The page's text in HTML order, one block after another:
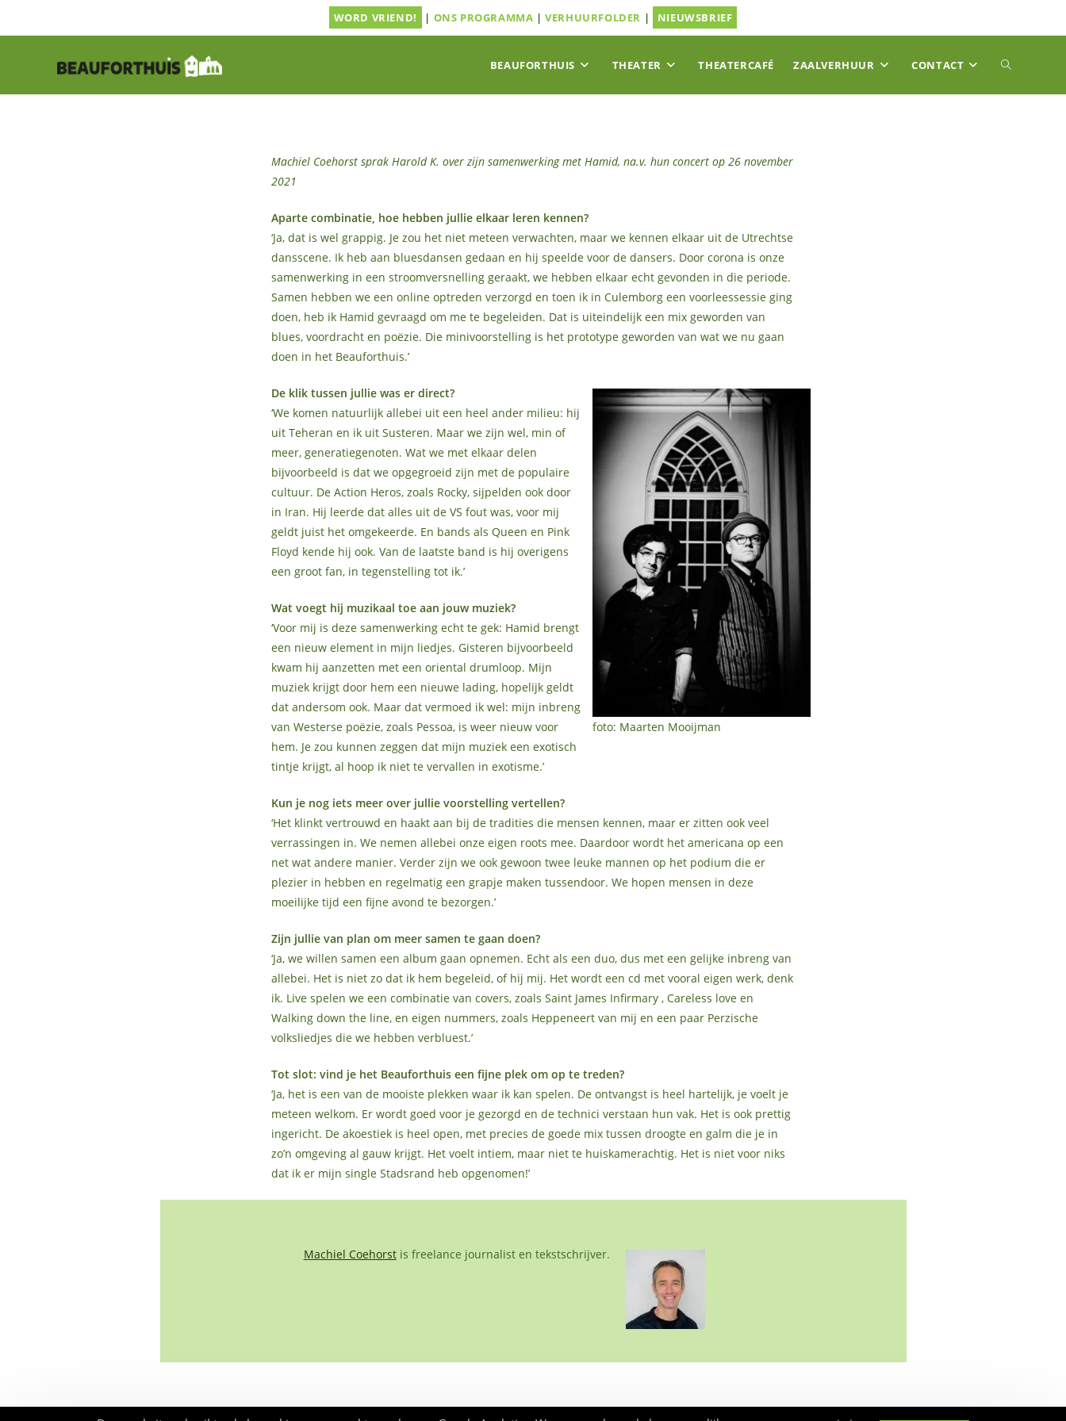
WORD VRIEND! | ONS PROGRAMMA |VERHUURFOLDER | NIEUWSBRIEF
BEAUFORTHUIS THEATER THEATERCAFÉ ZAALVERHUUR CONTACT TOGGLE
Machiel Coehorst sprak Harold K. over zijn samenwerking met Hamid, na.v. hun concert op 26 november
2021
Aparte combinatie, hoe hebben jullie elkaar leren kennen?
‘Ja, dat is wel grappig. Je zou het niet meteen verwachten, maar we kennen elkaar uit de Utrechtse
dansscene. Ik heb aan bluesdansen gedaan en hij speelde voor de dansers. Door corona is onze
samenwerking in een stroomversnelling geraakt, we hebben elkaar echt gevonden in die periode.
Samen hebben we een online optreden verzorgd en toen ik in Culemborg een voorleessessie ging
doen, heb ik Hamid gevraagd om me te begeleiden. Dat is uiteindelijk een mix geworden van
blues, voordracht en poëzie. Die minivoorstelling is het prototype geworden van wat we nu gaan
doen in het Beauforthuis.’
foto: Maarten Mooijman
De klik tussen jullie was er direct?
‘We komen natuurlijk allebei uit een heel ander milieu: hij
uit Teheran en ik uit Susteren. Maar we zijn wel, min of
meer, generatiegenoten. Wat we met elkaar delen
bijvoorbeeld is dat we opgegroeid zijn met de populaire
cultuur. De Action Heros, zoals Rocky, sijpelden ook door
in Iran. Hij leerde dat alles uit de VS fout was, voor mij
geldt juist het omgekeerde. En bands als Queen en Pink
Floyd kende hij ook. Van de laatste band is hij overigens
een groot fan, in tegenstelling tot ik.’
Wat voegt hij muzikaal toe aan jouw muziek?
‘Voor mij is deze samenwerking echt te gek: Hamid brengt
een nieuw element in mijn liedjes. Gisteren bijvoorbeeld
kwam hij aanzetten met een oriental drumloop. Mijn
muziek krijgt door hem een nieuwe lading, hopelijk geldt
dat andersom ook. Maar dat vermoed ik wel: mijn inbreng
van Westerse poëzie, zoals Pessoa, is weer nieuw voor
hem. Je zou kunnen zeggen dat mijn muziek een exotisch
tintje krijgt, al hoop ik niet te vervallen in exotisme.’
Kun je nog iets meer over jullie voorstelling vertellen?
‘Het klinkt vertrouwd en haakt aan bij de tradities die mensen kennen, maar er zitten ook veel
verrassingen in. We nemen allebei onze eigen roots mee. Daardoor wordt het americana op een
net wat andere manier. Verder zijn we ook gewoon twee leuke mannen op het podium die er
plezier in hebben en regelmatig een grapje maken tussendoor. We hopen mensen in deze
moeilijke tijd een fijne avond te bezorgen.’
Zijn jullie van plan om meer samen te gaan doen?
‘Ja, we willen samen een album gaan opnemen. Echt als een duo, dus met een gelijke inbreng van
allebei. Het is niet zo dat ik hem begeleid, of hij mij. Het wordt een cd met vooral eigen werk, denk
ik. Live spelen we een combinatie van covers, zoals Saint James Infirmary , Careless love en
Walking down the line, en eigen nummers, zoals Heppeneert van mij en een paar Perzische
volksliedjes die we hebben verbluest.’
Tot slot: vind je het Beauforthuis een fijne plek om op te treden?
‘Ja, het is een van de mooiste plekken waar ik kan spelen. De ontvangst is heel hartelijk, je voelt je
meteen welkom. Er wordt goed voor je gezorgd en de technici verstaan hun vak. Het is ook prettig
ingericht. De akoestiek is heel open, met precies de goede mix tussen droogte en galm die je in
zo’n omgeving al gauw krijgt. Het voelt intiem, maar niet te huiskamerachtig. Het is niet voor niks
dat ik er mijn single Stadsrand heb opgenomen!’
Machiel Coehorstis freelance journalist en tekstschrijver.